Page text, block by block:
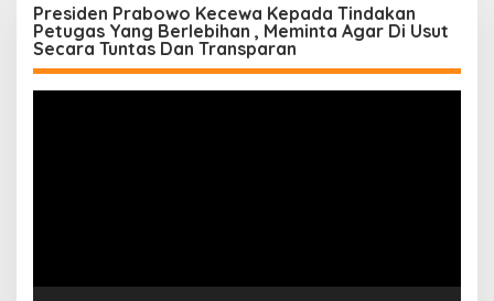
Presiden Prabowo Kecewa Kepada Tindakan
Petugas Yang Berlebihan , Meminta Agar Di Usut
Secara Tuntas Dan Transparan